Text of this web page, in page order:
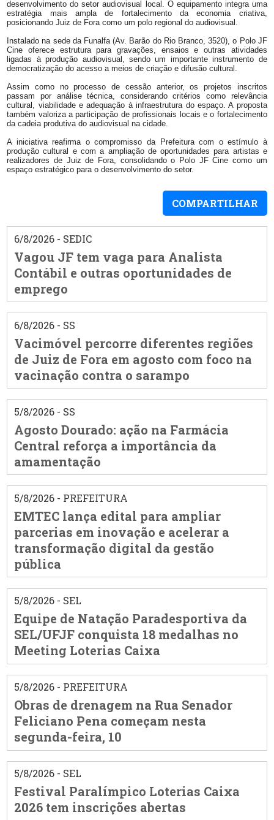
desenvolvimento do setor audiovisual local. O equipamento integra uma
estratégia mais ampla de fortalecimento da economia criativa,
posicionando Juiz de Fora como um polo regional do audiovisual.
Instalado na sede da Funalfa (Av. Barão do Rio Branco, 3520), o Polo JF
Cine oferece estrutura para gravações, ensaios e outras atividades
ligadas à produção audiovisual, sendo um importante instrumento de
democratização do acesso a meios de criação e difusão cultural.
Assim como no processo de cessão anterior, os projetos inscritos
passam por análise técnica, considerando critérios como relevância
cultural, viabilidade e adequação à infraestrutura do espaço. A proposta
também valoriza a participação de profissionais locais e o fortalecimento
da cadeia produtiva do audiovisual na cidade.
A iniciativa reafirma o compromisso da Prefeitura com o estímulo à
produção cultural e com a ampliação de oportunidades para artistas e
realizadores de Juiz de Fora, consolidando o Polo JF Cine como um
espaço estratégico para o desenvolvimento do setor.
COMPARTILHAR
6/8/2026 - SEDIC
Vagou JF tem vaga para Analista
Contábil e outras oportunidades de
emprego
6/8/2026 - SS
Vacimóvel percorre diferentes regiões
de Juiz de Fora em agosto com foco na
vacinação contra o sarampo
5/8/2026 - SS
Agosto Dourado: ação na Farmácia
Central reforça a importância da
amamentação
5/8/2026 - PREFEITURA
EMTEC lança edital para ampliar
parcerias em inovação e acelerar a
transformação digital da gestão
pública
5/8/2026 - SEL
Equipe de Natação Paradesportiva da
SEL/UFJF conquista 18 medalhas no
Meeting Loterias Caixa
5/8/2026 - PREFEITURA
Obras de drenagem na Rua Senador
Feliciano Pena começam nesta
segunda-feira, 10
5/8/2026 - SEL
Festival Paralímpico Loterias Caixa
2026 tem inscrições abertas